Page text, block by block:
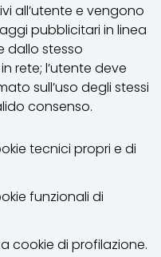
all’utente e vengono
pubblicitari in linea
dallo stesso
rete; l’utente deve
sull’uso degli stessi
consenso.
tecnici propri e di
funzionali di
cookie di profilazione.